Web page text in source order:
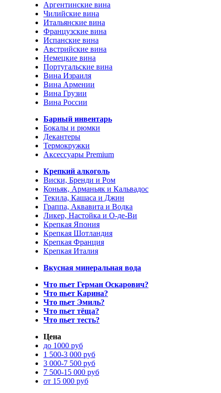
Аргентинские вина
Чилийские вина
Итальянские вина
Французские вина
Испанские вина
Австрийские вина
Немецкие вина
Португальские вина
Вина Израиля
Вина Армении
Вина Грузии
Вина России
Барный инвентарь
Бокалы и рюмки
Декантеры
Термокружки
Аксессуары Premium
Крепкий алкоголь
Виски, Бренди и Ром
Коньяк, Арманьяк и Кальвадос
Текила, Кашаса и Джин
Граппа, Аквавита и Водка
Ликер, Настойка и О-де-Ви
Крепкая Япония
Крепкая Шотландия
Крепкая Франция
Крепкая Италия
Вкусная минеральная вода
Что пьет Герман Оскарович?
Что пьет Карина?
Что пьет Эмиль?
Что пьет тёща?
Что пьет тесть?
Цена
до 1000 руб
1 500-3 000 руб
3 000-7 500 руб
7 500-15 000 руб
от 15 000 руб